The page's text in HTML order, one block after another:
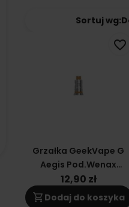
Sortuj wg:
Grzałka GeekVape G
Aegis Pod.Wenax
Stylus.Wenax C1.G18 Kit
- 1.8ohm
12,90 zł
shopping_cart Dodaj do koszyka
favorite_border